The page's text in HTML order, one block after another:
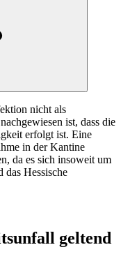
nicht als
ist, dass die
erfolgt ist. Eine
in der Kantine
da es sich insoweit um
das Hessische
geltend